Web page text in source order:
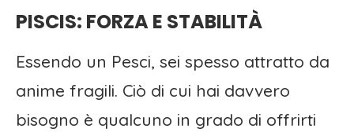
PISCIS: FORZA E STABILITÀ
Essendo un Pesci, sei spesso attratto da
anime fragili. Ciò di cui hai davvero
bisogno è qualcuno in grado di offrirti